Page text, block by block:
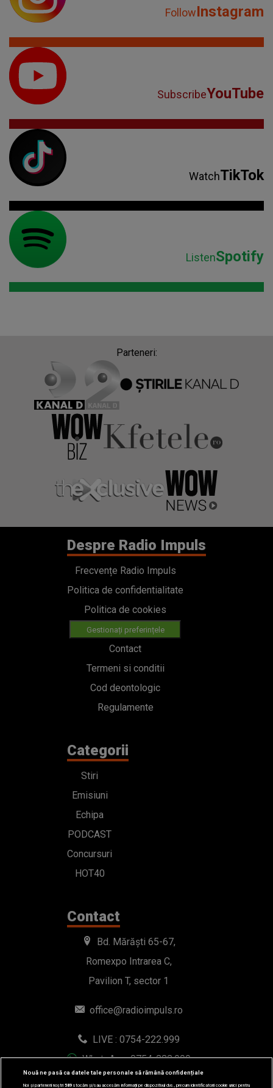
FollowInstagram
SubscribeYouTube
WatchTikTok
ListenSpotify
Parteneri:
Despre Radio Impuls
Frecvențe Radio Impuls
Politica de confidentialitate
Politica de cookies
Gestionați preferințele
Contact
Termeni si conditii
Cod deontologic
Regulamente
Categorii
Stiri
Emisiuni
Echipa
PODCAST
Concursuri
HOT40
Contact
Bd. Mărăști 65-67,
Romexpo Intrarea C,
Pavilion T, sector 1
office@radioimpuls.ro
LIVE : 0754-222.999
WhatsApp: 0754-222.999
Nouă ne pasă ca datele tale personale să rămână confidențiale
Noi și partenerii noștri589stocăm și/sau accesăm informații pe dispozitivul dvs., precum identificatorii cookie unici pentru